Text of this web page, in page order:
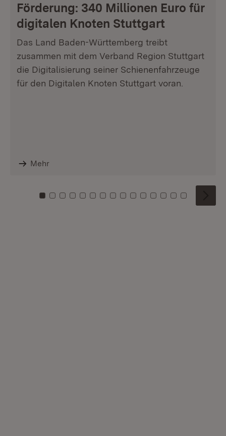
Förderung: 340 Millionen Euro für
digitalen Knoten Stuttgart
Das Land Baden-Württemberg treibt
zusammen mit dem Verband Region Stuttgart
die Digitalisierung seiner Schienenfahrzeuge
für den Digitalen Knoten Stuttgart voran.
Mehr
Zu Kachel: 0
Zu Kachel: 1
Zu Kachel: 2
Zu Kachel: 3
Zu Kachel: 4
Zu Kachel: 5
Zu Kachel: 6
Zu Kachel: 7
Zu Kachel: 8
Zu Kachel: 9
Zu Kachel: 10
Zu Kachel: 11
Zu Kachel: 12
Zu Kachel:
Zu